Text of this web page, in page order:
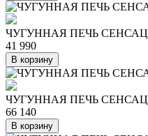
ЧУГУННАЯ ПЕЧЬ
41 990
В корзину
ЧУГУННАЯ ПЕЧЬ
66 140
В корзину